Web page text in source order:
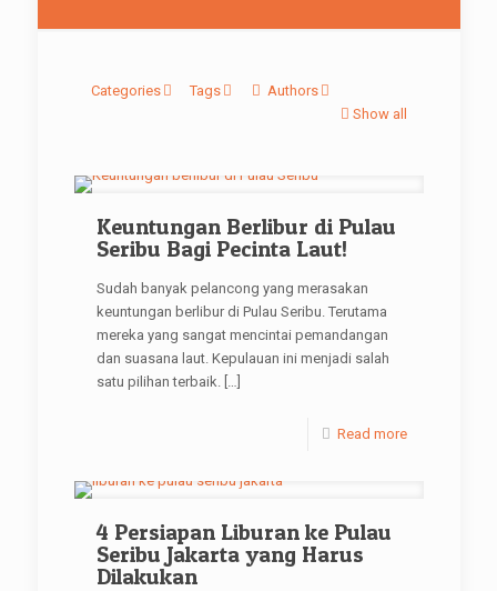
Categories Tags
Authors
Show all
Keuntungan Berlibur di Pulau
Seribu Bagi Pecinta Laut!
Sudah banyak pelancong yang merasakan
keuntungan berlibur di Pulau Seribu. Terutama
mereka yang sangat mencintai pemandangan
dan suasana laut. Kepulauan ini menjadi salah
satu pilihan terbaik.[…]
Read more
4 Persiapan Liburan ke Pulau
Seribu Jakarta yang Harus
Dilakukan